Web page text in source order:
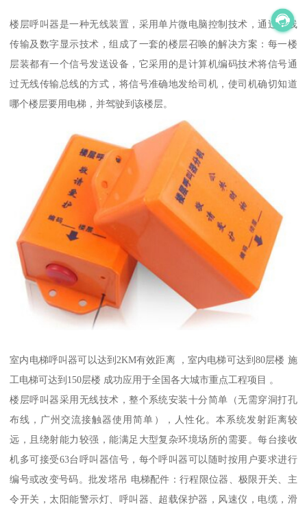
楼层呼叫器是一种无线装置，采用单片微电脑控制技术，通过无线
传输及数字显示技术，组成了一套的楼层召唤的解决方案：每一楼
层装都有一个信号发送设备，它采用的是计算机编码技术将信号通
过无线传输总线的方式，将信号准确地发给司机，使司机确切知道
哪个楼层要用电梯，并驾驶到该楼层。
室内电梯呼叫器可以达到2KM有效距离 ，室内电梯可达到80层楼 施
工电梯可达到150层楼 成功应用于全国各大城市重点工程项目 。
楼层呼叫器采用无线技术，整个系统安装十分简单（无需穿洞打孔
布线，广州交流接触器使用简单），人性化。本系统发射距离较
远，且绕射能力较强，能满足大型复杂环境场所的需要。每台接收
机多可接受63台呼叫器信号，每个呼叫器可以随时按用户要求进行
编号或改变号码。批发塔吊 电梯配件：行程限位器、极限开关、主
令开关，太阳能警示灯、呼叫器、超载保护器，风速仪，电缆，滑